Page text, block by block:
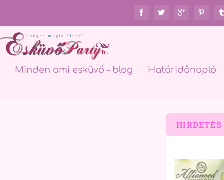
Minden ami esküvő – blog Határidőnapló
HIRDETÉS